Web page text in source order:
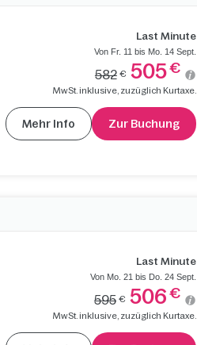
Last Minute
Von Fr. 11 bis Mo. 14 Sept.
582 € 505€
MwSt. inklusive, zuzüglich Kurtaxe.
Mehr Info Zur Buchung
Last Minute
Von Mo. 21 bis Do. 24 Sept.
595 € 506 €
MwSt. inklusive, zuzüglich Kurtaxe.